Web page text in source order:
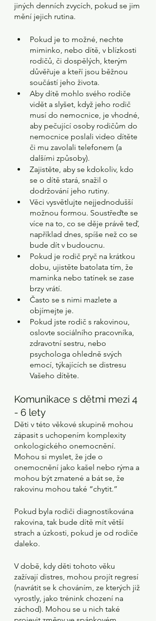
jiných denních zvycích, pokud se jim
mění jejich rutina.
Pokud je to možné, nechte
miminko, nebo dítě, v blízkosti
rodičů, či dospělých, kterým
důvěřuje a kteří jsou běžnou
součástí jeho života.
Aby dítě mohlo svého rodiče
vidět a slyšet, když jeho rodič
musí do nemocnice, je vhodné,
aby pečující osoby rodičům do
nemocnice poslali video dítěte
či mu zavolali telefonem (a
dalšími způsoby).
Zajistěte, aby se kdokoliv, kdo
se o dítě stará, snažil o
dodržování jeho rutiny.
Věci vysvětlujte nejjednodušší
možnou formou. Soustřeďte se
více na to, co se děje právě teď,
například dnes, spíše než co se
bude dít v budoucnu.
Pokud je rodič pryč na krátkou
dobu, ujistěte batolata tím, že
maminka nebo tatínek se zase
brzy vrátí.
Často se s nimi mazlete a
objímejte je.
Pokud jste rodič s rakovinou,
oslovte sociálního pracovníka,
zdravotní sestru, nebo
psychologa ohledně svých
emocí, týkajících se distresu
Vašeho dítěte.
Komunikace s dětmi mezi 4
- 6 lety
Děti v této věkové skupině mohou
zápasit s uchopením komplexity
onkologického onemocnění.
Mohou si myslet, že jde o
onemocnění jako kašel nebo rýma a
mohou být zmatené a bát se, že
rakovinu mohou také “chytit.”
Pokud byla rodiči diagnostikována
rakovina, tak bude dítě mít větší
strach a úzkosti, pokud je od rodiče
daleko.
V době, kdy děti tohoto věku
zažívají distres, mohou projít regresí
(navrátit se k chováním, ze kterých již
vyrostly, jako trénink chození na
záchod). Mohou se u nich také